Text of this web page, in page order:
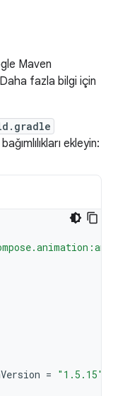
Maven
fazla bilgi için
ekleyin:
= "1.5.15"